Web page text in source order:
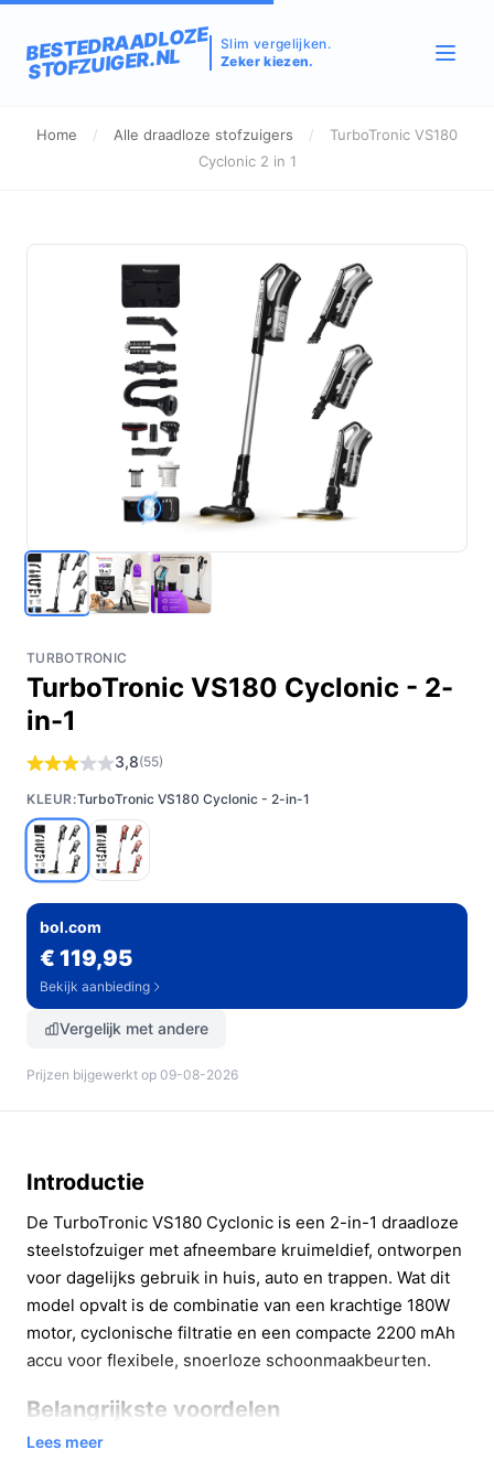
BESTEDRAADLOZE
STOFZUIGER.NL
Slim vergelijken.
Zeker kiezen.
Home / Alle draadloze stofzuigers /
TurboTronic VS180
Cyclonic 2 in 1
TURBOTRONIC
TurboTronic VS180 Cyclonic - 2-
in-1
3,8(55)
KLEUR:TurboTronic VS180 Cyclonic - 2-in-1
bol.com
€ 119,95
Bekijk aanbieding
Vergelijk met andere
Prijzen bijgewerkt op 09-08-2026
Introductie
De TurboTronic VS180 Cyclonic is een 2-in-1 draadloze
steelstofzuiger met afneembare kruimeldief, ontworpen
voor dagelijks gebruik in huis, auto en trappen. Wat dit
model opvalt is de combinatie van een krachtige 180W
motor, cyclonische filtratie en een compacte 2200 mAh
accu voor flexibele, snoerloze schoonmaakbeurten.
Belangrijkste voordelen
De VS180 biedt concrete meerwaarde in praktische
Lees meer